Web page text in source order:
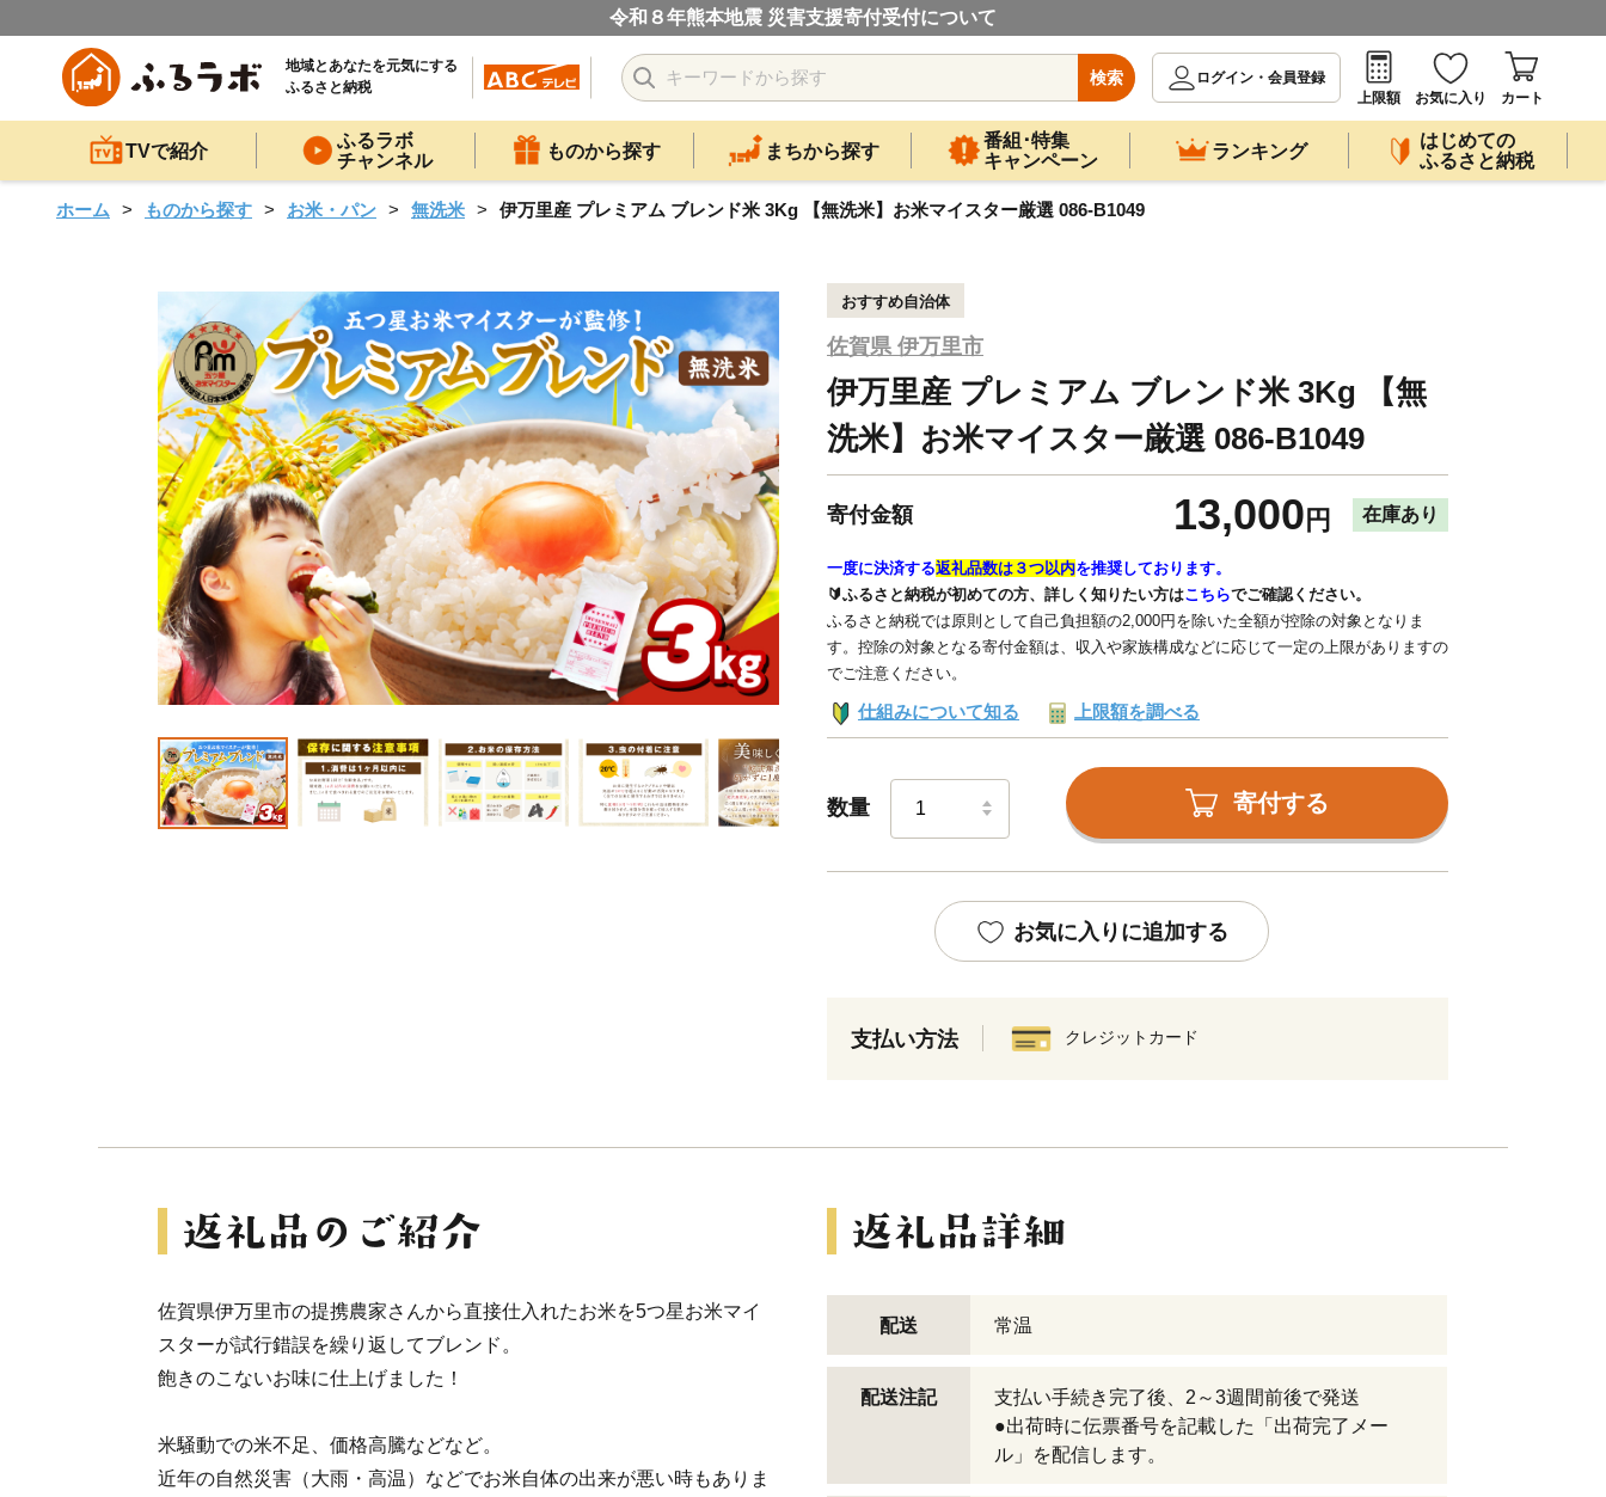
令和８年熊本地震 災害支援寄付受付について
地域とあなたを元気にする
ふるさと納税
検索
ログイン・会員登録
上限額
お気に入り カート
TVで紹介
ふるラボ
チャンネル
ものから探す まちから探す
番組･特集
キャンペーン
ランキング
はじめての
ふるさと納税
ホーム ものから探す お米・パン 無洗米 伊万里産 プレミアム ブレンド米 3Kg 【無洗米】お米マイスター厳選 086-B1049
おすすめ自治体
佐賀県 伊万里市
伊万里産 プレミアム ブレンド米 3Kg 【無
洗米】お米マイスター厳選 086-B1049
寄付金額 13,000 円 在庫あり
一度に決済する返礼品数は３つ以内を推奨しております。
🔰ふるさと納税が初めての方、詳しく知りたい方はこちらでご確認ください。
ふるさと納税では原則として自己負担額の2,000円を除いた全額が控除の対象となりま
す。控除の対象となる寄付金額は、収入や家族構成などに応じて一定の上限がありますの
でご注意ください。
仕組みについて知る 上限額を調べる
数量 寄付する
お気に入りに追加する
支払い方法 クレジットカード
佐賀県伊万里市の提携農家さんから直接仕入れたお米を5つ星お米マイ
スターが試行錯誤を繰り返してブレンド。
飽きのこないお味に仕上げました！
米騒動での米不足、価格高騰などなど。
近年の自然災害（大雨・高温）などでお米自体の出来が悪い時もありま
配送 常温
配送注記
支払い手続き完了後、2～3週間前後で発送
●出荷時に伝票番号を記載した「出荷完了メー
ル」を配信します。